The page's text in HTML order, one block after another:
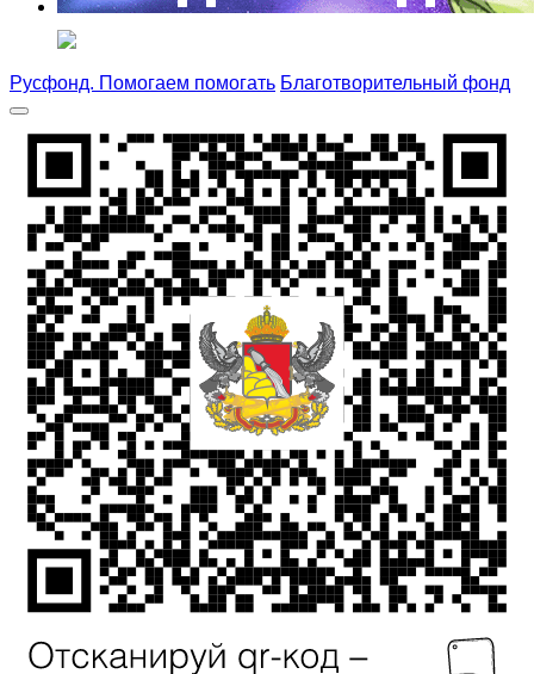
Русфонд. Помогаем помогать Благотворительный фонд